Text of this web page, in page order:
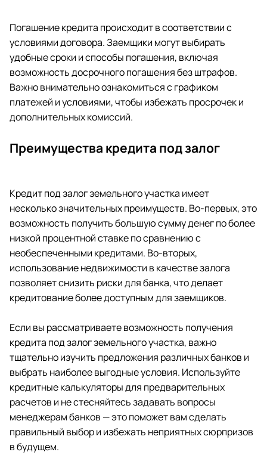
Погашение кредита происходит в соответствии с
условиями договора. Заемщики могут выбирать
удобные сроки и способы погашения, включая
возможность досрочного погашения без штрафов.
Важно внимательно ознакомиться с графиком
платежей и условиями, чтобы избежать просрочек и
дополнительных комиссий.
Преимущества кредита под залог
Кредит под залог земельного участка имеет
несколько значительных преимуществ. Во-первых, это
возможность получить большую сумму денег по более
низкой процентной ставке по сравнению с
необеспеченными кредитами. Во-вторых,
использование недвижимости в качестве залога
позволяет снизить риски для банка, что делает
кредитование более доступным для заемщиков.
Если вы рассматриваете возможность получения
кредита под залог земельного участка, важно
тщательно изучить предложения различных банков и
выбрать наиболее выгодные условия. Используйте
кредитные калькуляторы для предварительных
расчетов и не стесняйтесь задавать вопросы
менеджерам банков — это поможет вам сделать
правильный выбор и избежать неприятных сюрпризов
в будущем.